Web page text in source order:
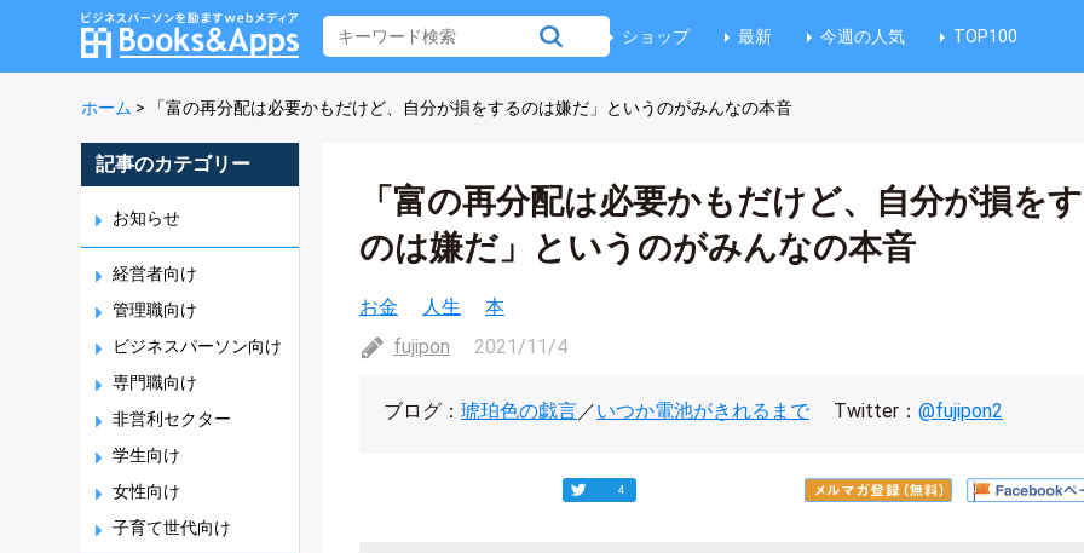
ショップ 最新 今週の人気 TOP100
ホーム > 「富の再分配は必要かもだけど、自分が損をするのは嫌だ」というのがみんなの本音
記事のカテゴリー
お知らせ
経営者向け
管理職向け
ビジネスパーソン向け
専門職向け
非営利セクター
学生向け
女性向け
子育て世代向け
「富の再分配は必要かもだけど、自分が損を
のは嫌だ」というのがみんなの本音
お金 人生
本
fujipon
2021/11/4
ブログ： 琥珀色の戯言 ／いつか電池がきれるまで Twitter： @fujipon2
4